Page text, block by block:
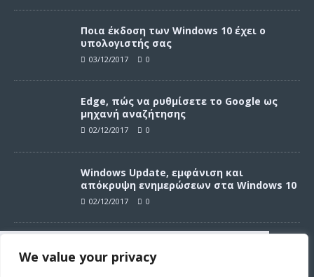
Συνεχίζοντας σε αυτό τον ιστότοπο
We value your privacy
Ποια έκδοση των Windows 10 έχει ο
υπολογιστής σας
03/12/2017 0
Edge, πώς να ρυθμίσετε το Google ως
μηχανή αναζήτησης
02/12/2017 0
Windows Update, εμφάνιση και
απόκρυψη ενημερώσεων στα Windows 10
02/12/2017 0
ενημερώσεων στα Windows 10